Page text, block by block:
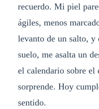
recuerdo. Mi piel
ágiles, menos
levanto de un salto, y
suelo, me asalta un
el calendario sobre
sorprende. Hoy
sentido.